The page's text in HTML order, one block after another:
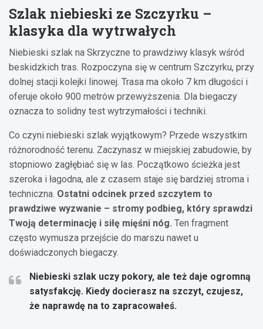
Szlak niebieski ze Szczyrku –
klasyka dla wytrwałych
Niebieski szlak na Skrzyczne to prawdziwy klasyk wśród
beskidzkich tras. Rozpoczyna się w centrum Szczyrku, przy
dolnej stacji kolejki linowej. Trasa ma około 7 km długości i
oferuje około 900 metrów przewyższenia. Dla biegaczy
oznacza to solidny test wytrzymałości i techniki.
Co czyni niebieski szlak wyjątkowym? Przede wszystkim
różnorodność terenu. Zaczynasz w miejskiej zabudowie, by
stopniowo zagłębiać się w las. Początkowo ścieżka jest
szeroka i łagodna, ale z czasem staje się bardziej stroma i
techniczna. Ostatni odcinek przed szczytem to
prawdziwe wyzwanie – stromy podbieg, który sprawdzi
Twoją determinację i siłę mięśni nóg. Ten fragment
często wymusza przejście do marszu nawet u
doświadczonych biegaczy.
Niebieski szlak uczy pokory, ale też daje ogromną
satysfakcję. Kiedy docierasz na szczyt, czujesz,
że naprawdę na to zapracowałeś.